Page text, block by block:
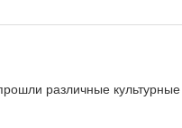
различные культурные